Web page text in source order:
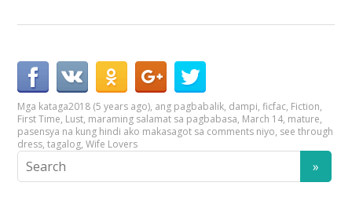
Mga kataga2018 (5 years ago), ang pagbabalik, dampi,ficfac, Fiction,
First Time, Lust, maraming salamat sa pagbabasa, March 14, mature,
pasensya na kung hindi ako makasagot sa comments niyo, see through
dress,tagalog,Wife Lovers